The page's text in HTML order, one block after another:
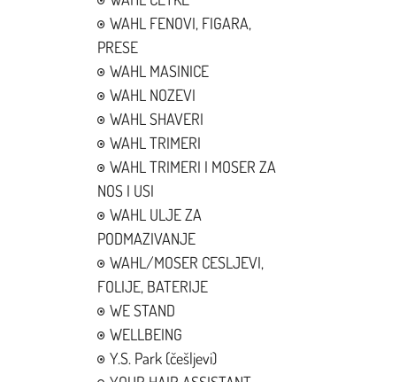
WAHL FENOVI, FIGARA,
PRESE
WAHL MASINICE
WAHL NOZEVI
WAHL SHAVERI
WAHL TRIMERI
WAHL TRIMERI I MOSER ZA
NOS I USI
WAHL ULJE ZA
PODMAZIVANJE
WAHL/MOSER CESLJEVI,
FOLIJE, BATERIJE
WE STAND
WELLBEING
Y.S. Park (češljevi)